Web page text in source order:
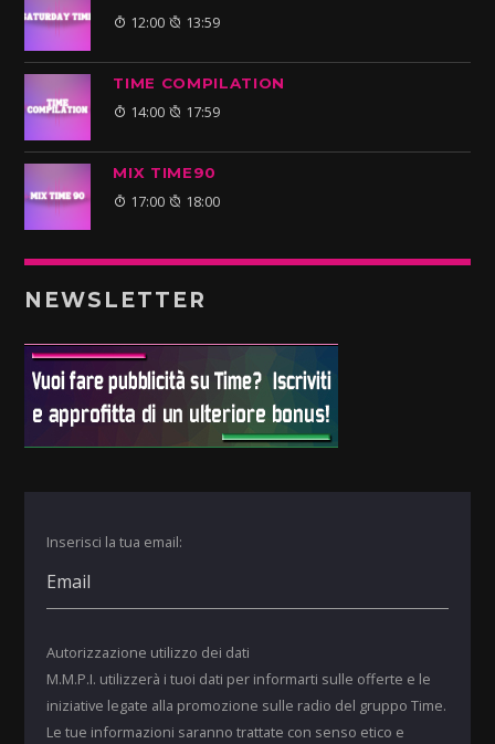
12:00 13:59
TIME COMPILATION
14:00 17:59
MIX TIME90
17:00 18:00
NEWSLETTER
Inserisci la tua email:
Autorizzazione utilizzo dei dati
M.M.P.I. utilizzerà i tuoi dati per informarti sulle offerte e le
iniziative legate alla promozione sulle radio del gruppo Time.
Le tue informazioni saranno trattate con senso etico e